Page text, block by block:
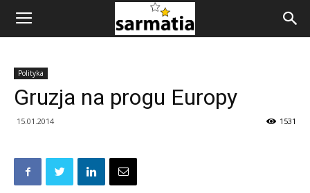
Polityka
Gruzja na progu Europy
15.01.2014 1531